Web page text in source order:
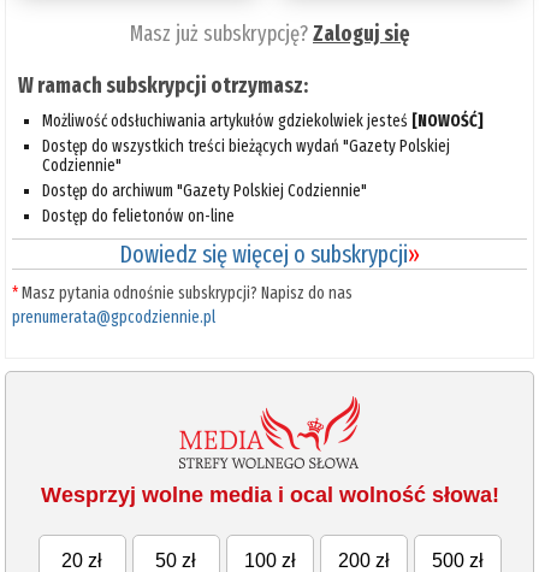
Masz już subskrypcję?Zaloguj się
W ramach subskrypcji otrzymasz:
Możliwość odsłuchiwania artykułów gdziekolwiek jesteś [NOWOŚĆ]
Dostęp do wszystkich treści bieżących wydań "Gazety Polskiej
Codziennie"
Dostęp do archiwum "Gazety Polskiej Codziennie"
Dostęp do felietonów on-line
Dowiedz się więcej o subskrypcji»
*Masz pytania odnośnie subskrypcji? Napisz do nas
prenumerata@gpcodziennie.pl
Wesprzyj wolne media i ocal wolność słowa!
20 zł 50 zł 100 zł 200 zł 500 zł